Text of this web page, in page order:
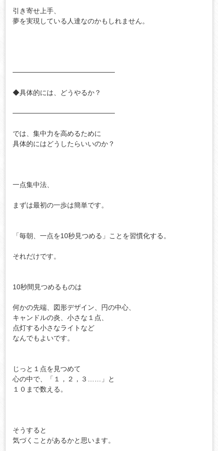
引き寄せ上手、
夢を実現している人達なのかもしれません。
─────────────────────
◆具体的には、どうやるか？
─────────────────────
では、集中力を高めるために
具体的にはどうしたらいいのか？
一点集中法、
まずは最初の一歩は簡単です。
「毎朝、一点を10秒見つめる」ことを習慣化する。
それだけです。
10秒間見つめるものは
何かの先端、図形デザイン、円の中心、
キャンドルの炎、小さな１点、
点灯する小さなライトなど
なんでもよいです。
じっと１点を見つめて
心の中で、「１，２，３……」と
１０まで数える。
そうすると
気づくことがあるかと思います。